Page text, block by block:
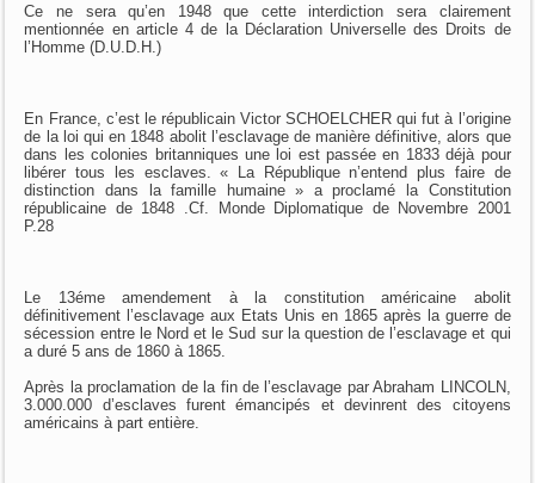
Ce ne sera qu’en 1948 que cette interdiction sera clairement
mentionnée en article 4 de la Déclaration Universelle des Droits de
l’Homme (D.U.D.H.)
En France, c’est le républicain Victor SCHOELCHER qui fut à l’origine
de la loi qui en 1848 abolit l’esclavage de manière définitive, alors que
dans les colonies britanniques une loi est passée en 1833 déjà pour
libérer tous les esclaves. « La République n’entend plus faire de
distinction dans la famille humaine » a proclamé la Constitution
républicaine de 1848 .Cf. Monde Diplomatique de Novembre 2001
P.28
Le 13éme amendement à la constitution américaine abolit
définitivement l’esclavage aux Etats Unis en 1865 après la guerre de
sécession entre le Nord et le Sud sur la question de l’esclavage et qui
a duré 5 ans de 1860 à 1865.
Après la proclamation de la fin de l’esclavage par Abraham LINCOLN,
3.000.000 d’esclaves furent émancipés et devinrent des citoyens
américains à part entière.